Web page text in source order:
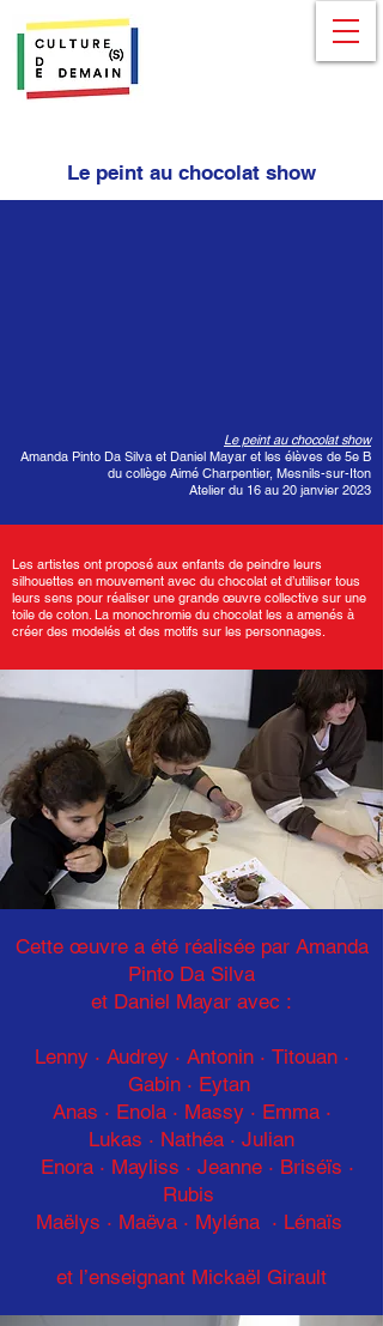
Le peint au chocolat show
Le peint au chocolat show
Amanda Pinto Da Silva et Daniel Mayar et les élèves de 5e B
du collège Aimé Charpentier, Mesnils-sur-Iton
Atelier du 16 au 20 janvier 2023
Les artistes ont proposé aux enfants de peindre leurs
silhouettes en mouvement avec du chocolat et d’utiliser tous
leurs sens pour réaliser une grande œuvre collective sur une
toile de coton. La monochromie du chocolat les a amenés à
créer des modelés et des motifs sur les personnages.
Cette œuvre a été réalisée par Amanda
Pinto Da Silva
et Daniel Mayar avec :
Lenny · Audrey · Antonin · Titouan ·
Gabin · Eytan
Anas · Enola · Massy · Emma ·
Lukas · Nathéa · Julian
Enora · Mayliss · Jeanne · Briséïs ·
Rubis
Maëlys · Maëva · Myléna · Lénaïs
et l’enseignant Mickaël Girault